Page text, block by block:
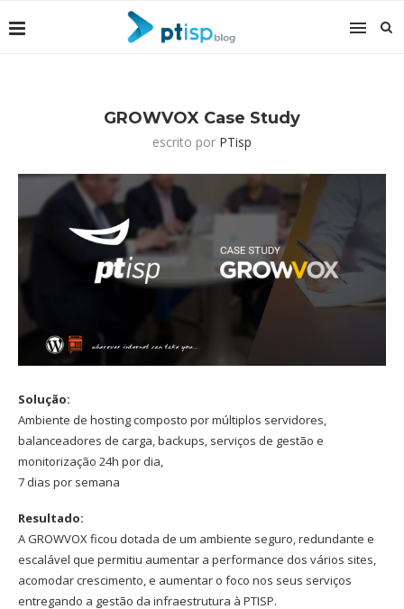
GROWVOX Case Study
escrito por PTisp
Solução:
Ambiente de hosting composto por múltiplos servidores,
balanceadores de carga, backups, serviços de gestão e
monitorização 24h por dia,
7 dias por semana
Resultado:
A GROWVOX ficou dotada de um ambiente seguro, redundante e
escalável que permitiu aumentar a performance dos vários sites,
acomodar crescimento, e aumentar o foco nos seus serviços
entregando a gestão da infraestrutura à PTISP.